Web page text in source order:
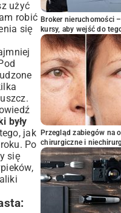
użyć
robić
się
były
jak
Po
się
Broker nieruchomości
kursy, aby wejść do
Przegląd zabiegów na
chirurgiczne i